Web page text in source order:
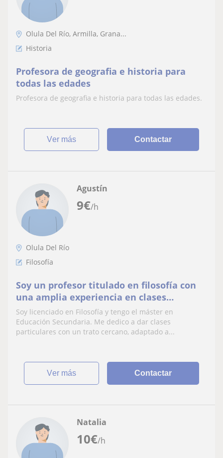
Olula Del Río, Armilla, Grana...
Historia
Profesora de geografia e historia para
todas las edades
Profesora de geografia e historia para todas las edades.
ver más Contactar
9€/h
Agustín
Olula Del Río
Filosofía
Soy un profesor titulado en filosofía con
una amplia experiencia en clases
particulares y con una mayoría de
alumnos aprobados
Soy licenciado en Filosofía y tengo el máster en
Educación Secundaria. Me dedico a dar clases
particulares con un trato cercano, adaptado a...
ver más Contactar
10€/h
Natalia